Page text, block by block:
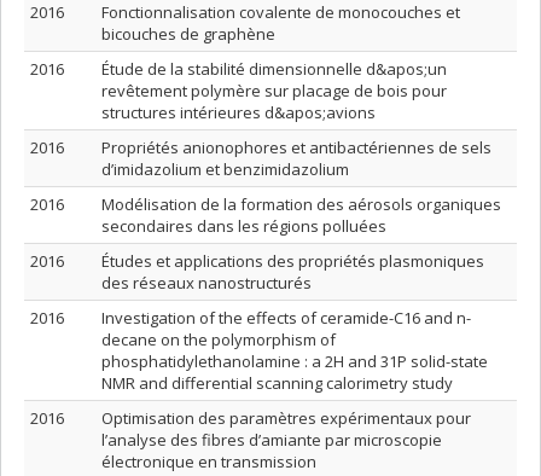
2016
Fonctionnalisation covalente de monocouches et
bicouches de graphène
2016
Étude de la stabilité dimensionnelle d&apos;un
revêtement polymère sur placage de bois pour
structures intérieures d&apos;avions
2016
Propriétés anionophores et antibactériennes de sels
d’imidazolium et benzimidazolium
2016
Modélisation de la formation des aérosols organiques
secondaires dans les régions polluées
2016
Études et applications des propriétés plasmoniques
des réseaux nanostructurés
2016
Investigation of the effects of ceramide-C16 and n-
decane on the polymorphism of
phosphatidylethanolamine : a 2H and 31P solid-state
NMR and differential scanning calorimetry study
2016
Optimisation des paramètres expérimentaux pour
l’analyse des fibres d’amiante par microscopie
électronique en transmission